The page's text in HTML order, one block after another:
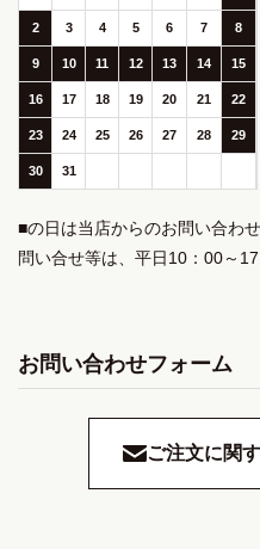
2 3 4 5 6 7 8
9 10 11 12 13 14 15
16 17 18 19 20 21 22
23 24 25 26 27 28 29
30 31
■の日は当店からのお問い合わ
問い合せ等は、平日10：00～
お問い合わせフォーム
ご注文に関